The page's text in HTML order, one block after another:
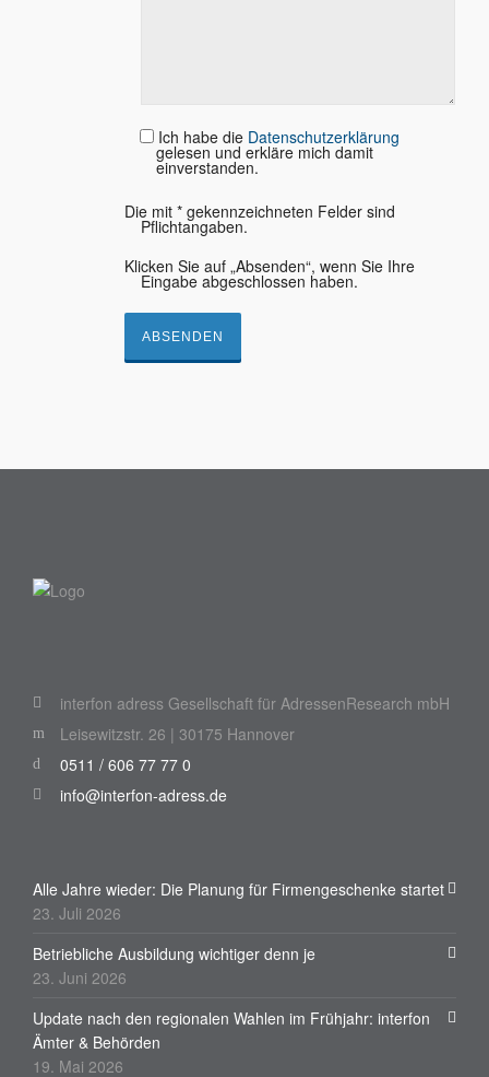
Ich habe die Datenschutzerklärung
gelesen und erkläre mich damit
einverstanden.
Die mit * gekennzeichneten Felder sind
Pflichtangaben.
Klicken Sie auf „Absenden“, wenn Sie Ihre
Eingabe abgeschlossen haben.
interfon adress Gesellschaft für AdressenResearch mbH
Leisewitzstr. 26 | 30175 Hannover
0511 / 606 77 77 0
info@interfon-adress.de
Alle Jahre wieder: Die Planung für Firmengeschenke startet
23. Juli 2026
Betriebliche Ausbildung wichtiger denn je
23. Juni 2026
Update nach den regionalen Wahlen im Frühjahr: interfon
Ämter & Behörden
19. Mai 2026